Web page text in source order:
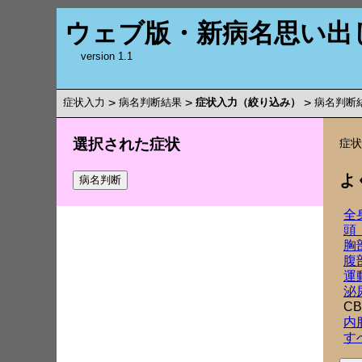
ウェブ版・新病名思い出
version 1.1
症状入力 > 病名判断結果 > 症状入力（絞り込み） > 病名判断
選択された症状 症
よ
全
頭
胸
腹
運
泌
内
す